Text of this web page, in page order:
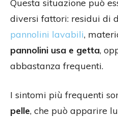
Questa situazione può
diversi fattori: residui di
pannolini lavabili,
pannolini usa e getta,
abbastanza frequenti.
I sintomi più frequenti
pelle, che può apparire